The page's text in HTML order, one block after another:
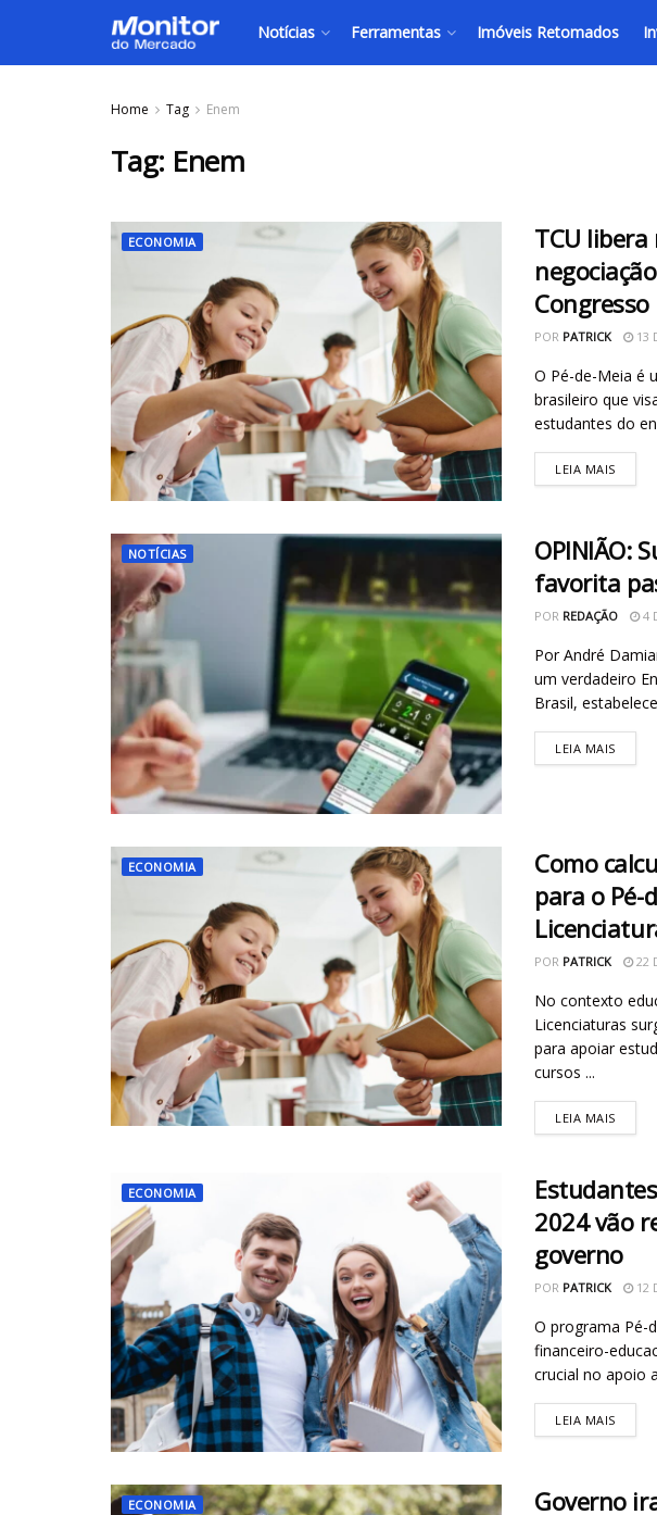
Notícias Ferramentas Imóveis Retomados
Home Tag Enem
Tag: Enem
ECONOMIA
TCU
Congresso
POR PATRICK 13
O Pé-de-Meia é
brasileiro que
estudantes do
LEIA MAIS
NOTÍCIAS
OPINIÃO:
favorita
POR REDAÇÃO 4
Por André
um verdadeiro
Brasil,
LEIA MAIS
ECONOMIA
Como
para o Pé-
POR PATRICK 22
No contexto
Licenciaturas
para apoiar
cursos ...
LEIA MAIS
ECONOMIA
2024 vão
governo
POR PATRICK 12
O programa Pé-
financeiro-
crucial no apoio
LEIA MAIS
ECONOMIA
Governo